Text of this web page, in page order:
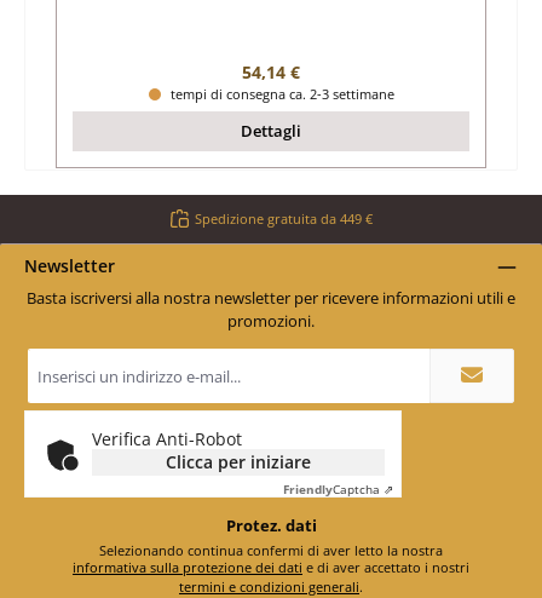
Prezzo normale:
54,14 €
tempi di consegna ca. 2-3 settimane
Dettagli
Spedizione gratuita da 449 €
Newsletter
Basta iscriversi alla nostra newsletter per ricevere informazioni utili e
promozioni.
e-
mail
*
Verifica Anti-Robot
Clicca per iniziare
FriendlyCaptcha ⇗
Protez. dati
informativa sulla protezione dei dati
termini e condizioni generali.